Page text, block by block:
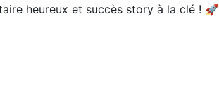
heureux et succès story à la clé ! 🚀